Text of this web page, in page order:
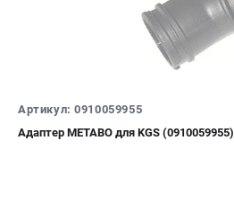
Артикул: 0910059955
Адаптер METABO для KGS (0910059955)